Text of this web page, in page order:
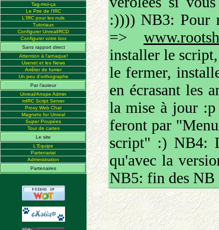
Tag-moi-ça
Le Pire de l'IRC
L'IRC pour les nuls
Tutoriaux
Configurer UnrealIRCD
Configurer votre box
Sans rapport direct
Attention à l'arnaque!
Usenet et les News
Arrêter de fumer
Un peu d'orthographe
Par l'auteur
Unreal/Anope Admin
mIRC Script Server
Proxy Web Chat
Magneto for Unreal
Super Poupées
Tour de cartes
Le site
L'Equipe
Partenariat
Administration
Partenaires
:)))) NB3: Pour
=>
installer le
le fermer,
en écrasant les
la mise à jour
feront par
script" :) NB4:
qu'avec la
NB5: fin des